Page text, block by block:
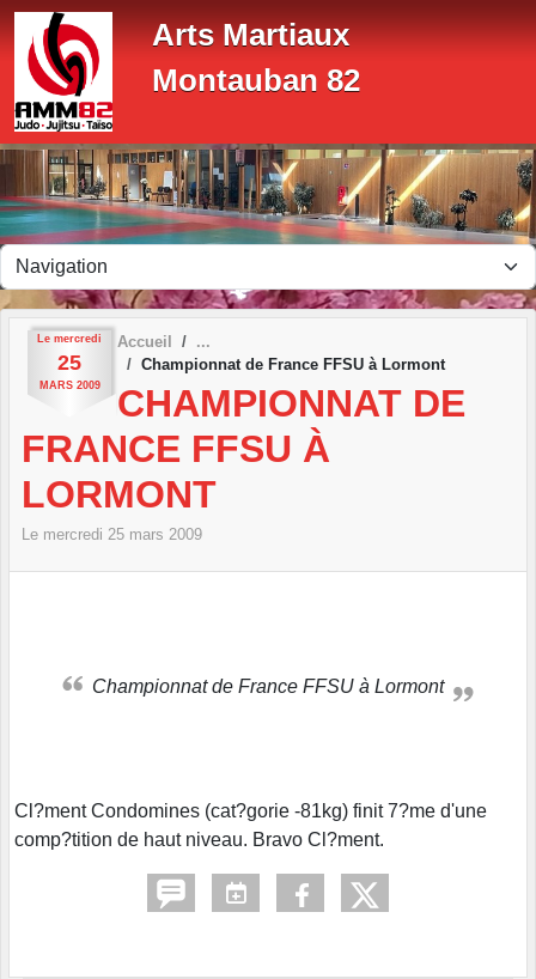
Arts Martiaux
Montauban 82
Le mercredi
25
MARS 2009
Accueil
Championnat de France FFSU à Lormont
CHAMPIONNAT DE
FRANCE FFSU À
LORMONT
Le mercredi 25 mars 2009
Championnat de France FFSU à Lormont
Cl?ment Condomines (cat?gorie -81kg) finit 7?me d'une
comp?tition de haut niveau. Bravo Cl?ment.
Panneau de gestion des cookies